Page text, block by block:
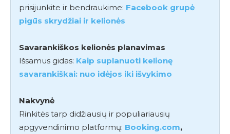
prisijunkite ir bendraukime: Facebook grupė
pigūs skrydžiai ir kelionės
Savarankiškos kelionės planavimas
Išsamus gidas: Kaip suplanuoti kelionę
savarankiškai: nuo idėjos iki išvykimo
Nakvynė
Rinkitės tarp didžiausių ir populiariausių
apgyvendinimo platformų: Booking.com,